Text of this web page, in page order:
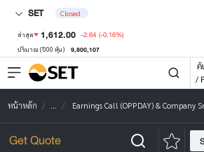
SET Closed
ล่าสุด 1,612.00 -2.64 (-0.16%)
ปริมาณ ('000 หุ้น) 9,800,107
/
หน้าหลัก ... Earnings Call (OPPDAY) & Company